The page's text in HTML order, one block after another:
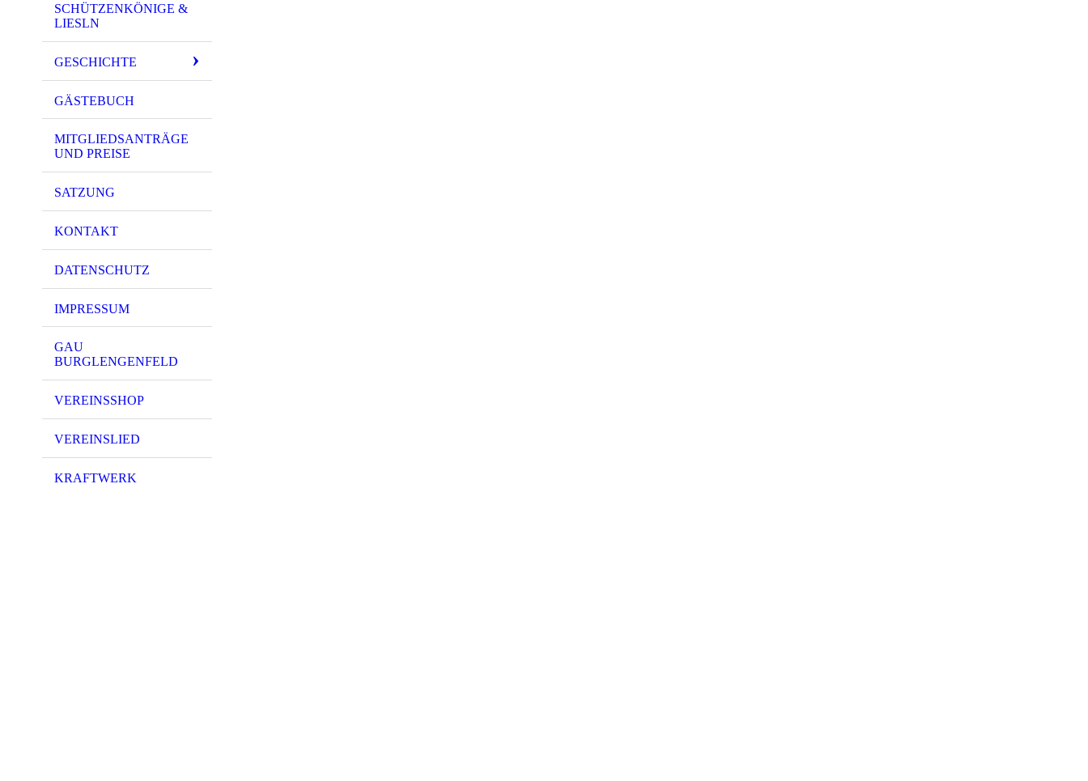
SCHÜTZENKÖNIGE &
LIESLN
GESCHICHTE
GÄSTEBUCH
MITGLIEDSANTRÄGE
UND PREISE
SATZUNG
KONTAKT
DATENSCHUTZ
IMPRESSUM
GAU
BURGLENGENFELD
VEREINSSHOP
VEREINSLIED
KRAFTWERK